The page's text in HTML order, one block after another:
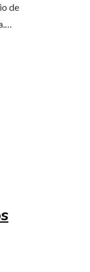
de